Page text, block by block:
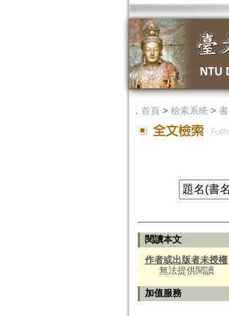
． 首頁> 檢索系統>
閱讀本文
作者或出版者未授權
無法提供閱讀
加值服務